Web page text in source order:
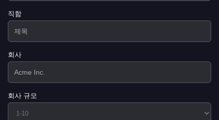
직함
회사
회사 규모